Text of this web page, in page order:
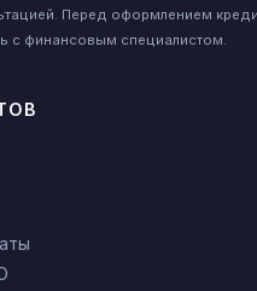
Перед оформлением
с финансовым специалистом.